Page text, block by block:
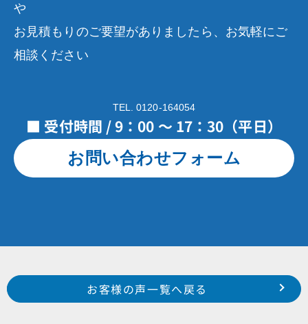
や
お見積もりのご要望がありましたら、お気軽にご
相談ください
TEL. 0120-164054
■ 受付時間 / 9：00 ～ 17：30（平日）
お問い合わせフォーム
Prev
浜松市 南区 若林町 U 様
南区 米津町 落合 様
お客様の声一覧へ戻る